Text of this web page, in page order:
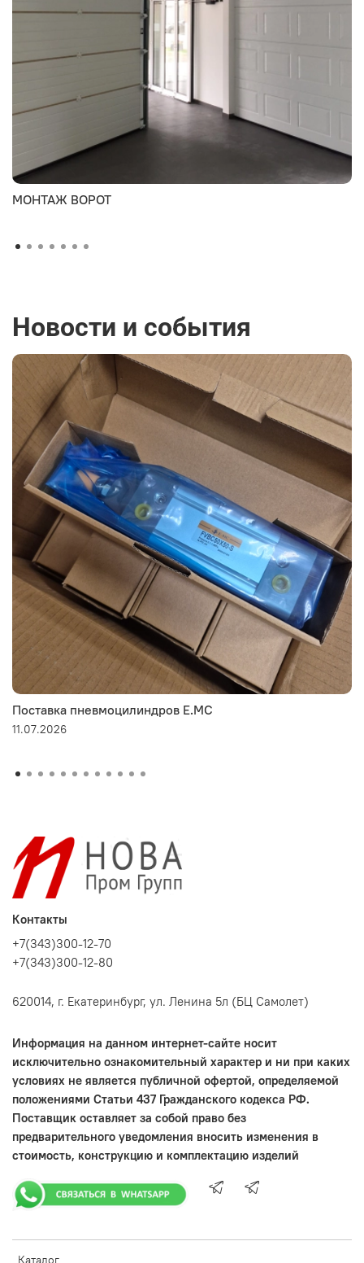
МОНТАЖ ВОРОТ
Новости и события
Поставка пневмоцилиндров E.MC
11.07.2026
Каталог
Контакты
+7(343)300-12-70
+7(343)300-12-80
620014, г. Екатеринбург, ул. Ленина 5л (БЦ Самолет)
Информация на данном интернет-сайте носит
исключительно ознакомительный характер и ни при каких
условиях не является публичной офертой, определяемой
положениями Статьи 437 Гражданского кодекса РФ.
Поставщик оставляет за собой право без
предварительного уведомления вносить изменения в
стоимость, конструкцию и комплектацию изделий